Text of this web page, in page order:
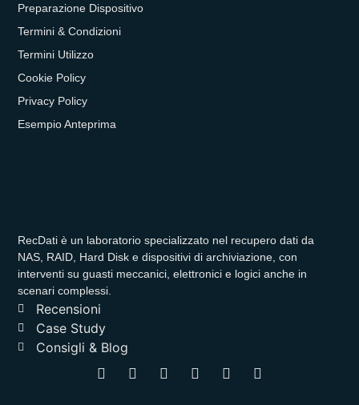
RecDati è un laboratorio specializzato nel recupero dati da
NAS, RAID, Hard Disk e dispositivi di archiviazione, con
interventi su guasti meccanici, elettronici e logici anche in
scenari complessi.
Recensioni
Case Study
Consigli & Blog
Preparazione Dispositivo
Termini & Condizioni
Termini Utilizzo
Cookie Policy
Privacy Policy
Esempio Anteprima